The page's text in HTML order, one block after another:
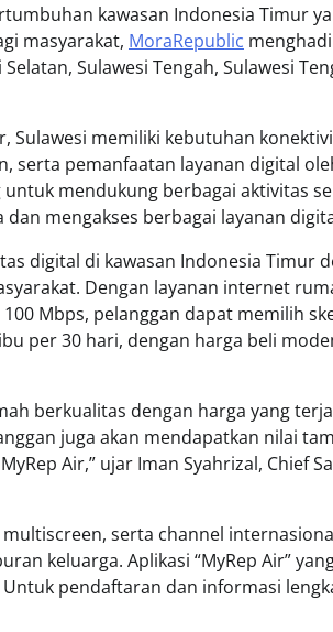
kawasan Indonesia Timur
masyarakat, MoraRepublic
Sulawesi Tengah, Sulawesi
Sulawesi memiliki kebutuhan
serta pemanfaatan layanan digital
mendukung berbagai aktivitas
mengakses berbagai layanan
digital di kawasan Indonesia Timur
Dengan layanan internet
Mbps, pelanggan dapat memilih
per 30 hari, dengan harga beli
berkualitas dengan harga yang
juga akan mendapatkan nilai
Air,” ujar Iman Syahrizal, Chief
serta channel
keluarga. Aplikasi “MyRep Air”
pendaftaran dan informasi